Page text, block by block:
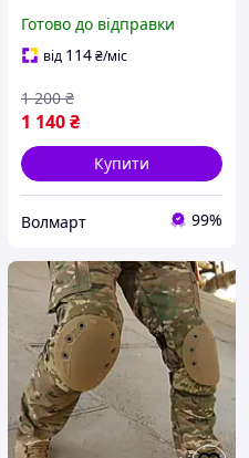
наколінники піксель
Готово до відправки
від 114₴/міс
1 140₴
1 200 ₴
Купити
Волмарт 99%